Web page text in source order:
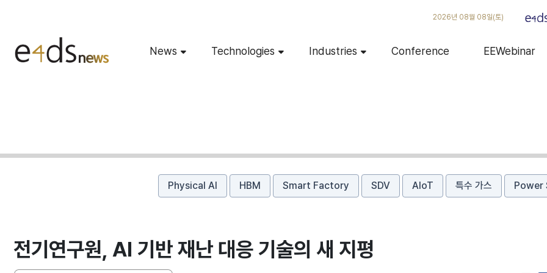
2026년 08월 08일(토)
News Technologies Industries Conference EEWebinar
Physical AI HBM Smart Factory SDV AIoT 특수 가스 Power
전기연구원, AI 기반 재난 대응 기술의 새 지평